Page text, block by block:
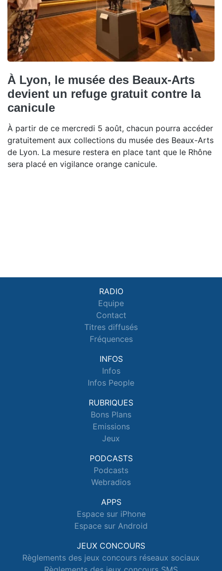
À Lyon, le musée des Beaux-Arts
devient un refuge gratuit contre la
canicule
À partir de ce mercredi 5 août, chacun pourra accéder
gratuitement aux collections du musée des Beaux-Arts
de Lyon. La mesure restera en place tant que le Rhône
sera placé en vigilance orange canicule.
RADIO
Equipe
Contact
Titres diffusés
Fréquences
INFOS
Infos
Infos People
RUBRIQUES
Bons Plans
Emissions
Jeux
PODCASTS
Podcasts
Webradios
APPS
Espace sur iPhone
Espace sur Android
JEUX CONCOURS
Règlements des jeux concours réseaux sociaux